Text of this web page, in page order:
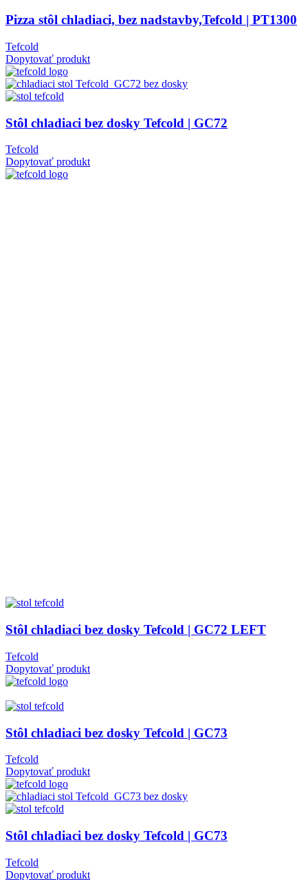
Pizza stôl chladiaci, bez nadstavby,Tefcold | PT1300
Tefcold
Dopytovať produkt
Stôl chladiaci bez dosky Tefcold | GC72
Tefcold
Dopytovať produkt
Stôl chladiaci bez dosky Tefcold | GC72 LEFT
Tefcold
Dopytovať produkt
Stôl chladiaci bez dosky Tefcold | GC73
Tefcold
Dopytovať produkt
Stôl chladiaci bez dosky Tefcold | GC73
Tefcold
Dopytovať produkt